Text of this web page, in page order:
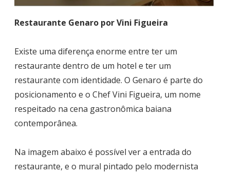
Restaurante Genaro por Vini Figueira
Existe uma diferença enorme entre ter um
restaurante dentro de um hotel e ter um
restaurante com identidade. O Genaro é parte do
posicionamento e o Chef Vini Figueira, um nome
respeitado na cena gastronômica baiana
contemporânea.
Na imagem abaixo é possível ver a entrada do
restaurante, e o mural pintado pelo modernista